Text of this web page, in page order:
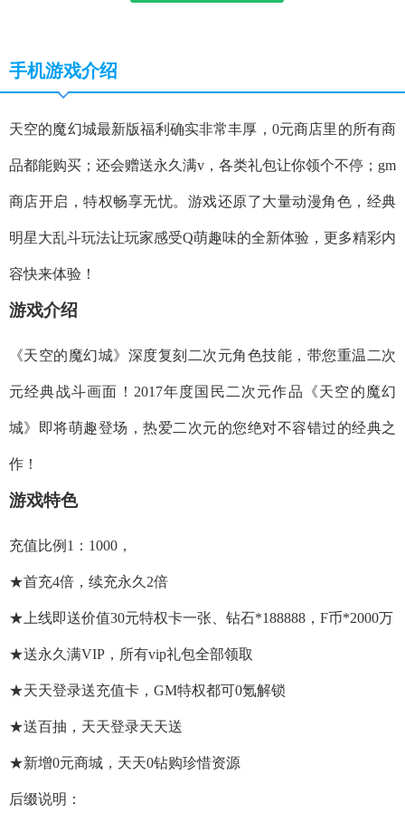
手机游戏介绍
天空的魔幻城最新版福利确实非常丰厚，0元商店里的所有商
品都能购买；还会赠送永久满v，各类礼包让你领个不停；gm
商店开启，特权畅享无忧。游戏还原了大量动漫角色，经典
明星大乱斗玩法让玩家感受Q萌趣味的全新体验，更多精彩内
容快来体验！
游戏介绍
《天空的魔幻城》深度复刻二次元角色技能，带您重温二次
元经典战斗画面！2017年度国民二次元作品《天空的魔幻
城》即将萌趣登场，热爱二次元的您绝对不容错过的经典之
作！
游戏特色
充值比例1：1000，
★首充4倍，续充永久2倍
★上线即送价值30元特权卡一张、钻石*188888，F币*2000万
★送永久满VIP，所有vip礼包全部领取
★天天登录送充值卡，GM特权都可0氪解锁
★送百抽，天天登录天天送
★新增0元商城，天天0钻购珍惜资源
后缀说明：